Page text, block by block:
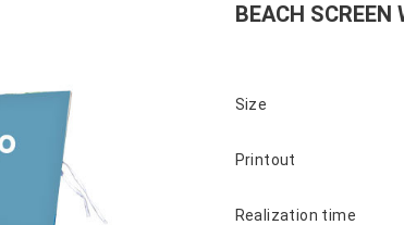
BEACH
Size
Printout
Realization time